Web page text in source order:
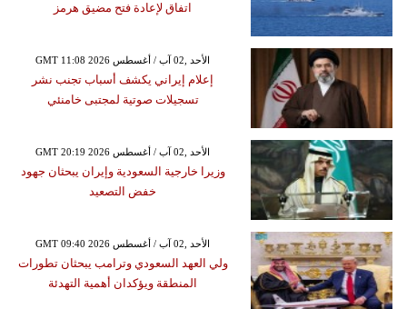
اتفاق لإعادة فتح مضيق هرمز
GMT 11:08 2026 الأحد ,02 آب / أغسطس
إعلام إيراني يكشف أسباب تجنب نشر
تسجيلات صوتية لمجتبى خامنئي
GMT 20:19 2026 الأحد ,02 آب / أغسطس
وزيرا خارجية السعودية وإيران يبحثان جهود
خفض التصعيد
GMT 09:40 2026 الأحد ,02 آب / أغسطس
ولي العهد السعودي وترامب يبحثان تطورات
المنطقة ويؤكدان أهمية التهدئة